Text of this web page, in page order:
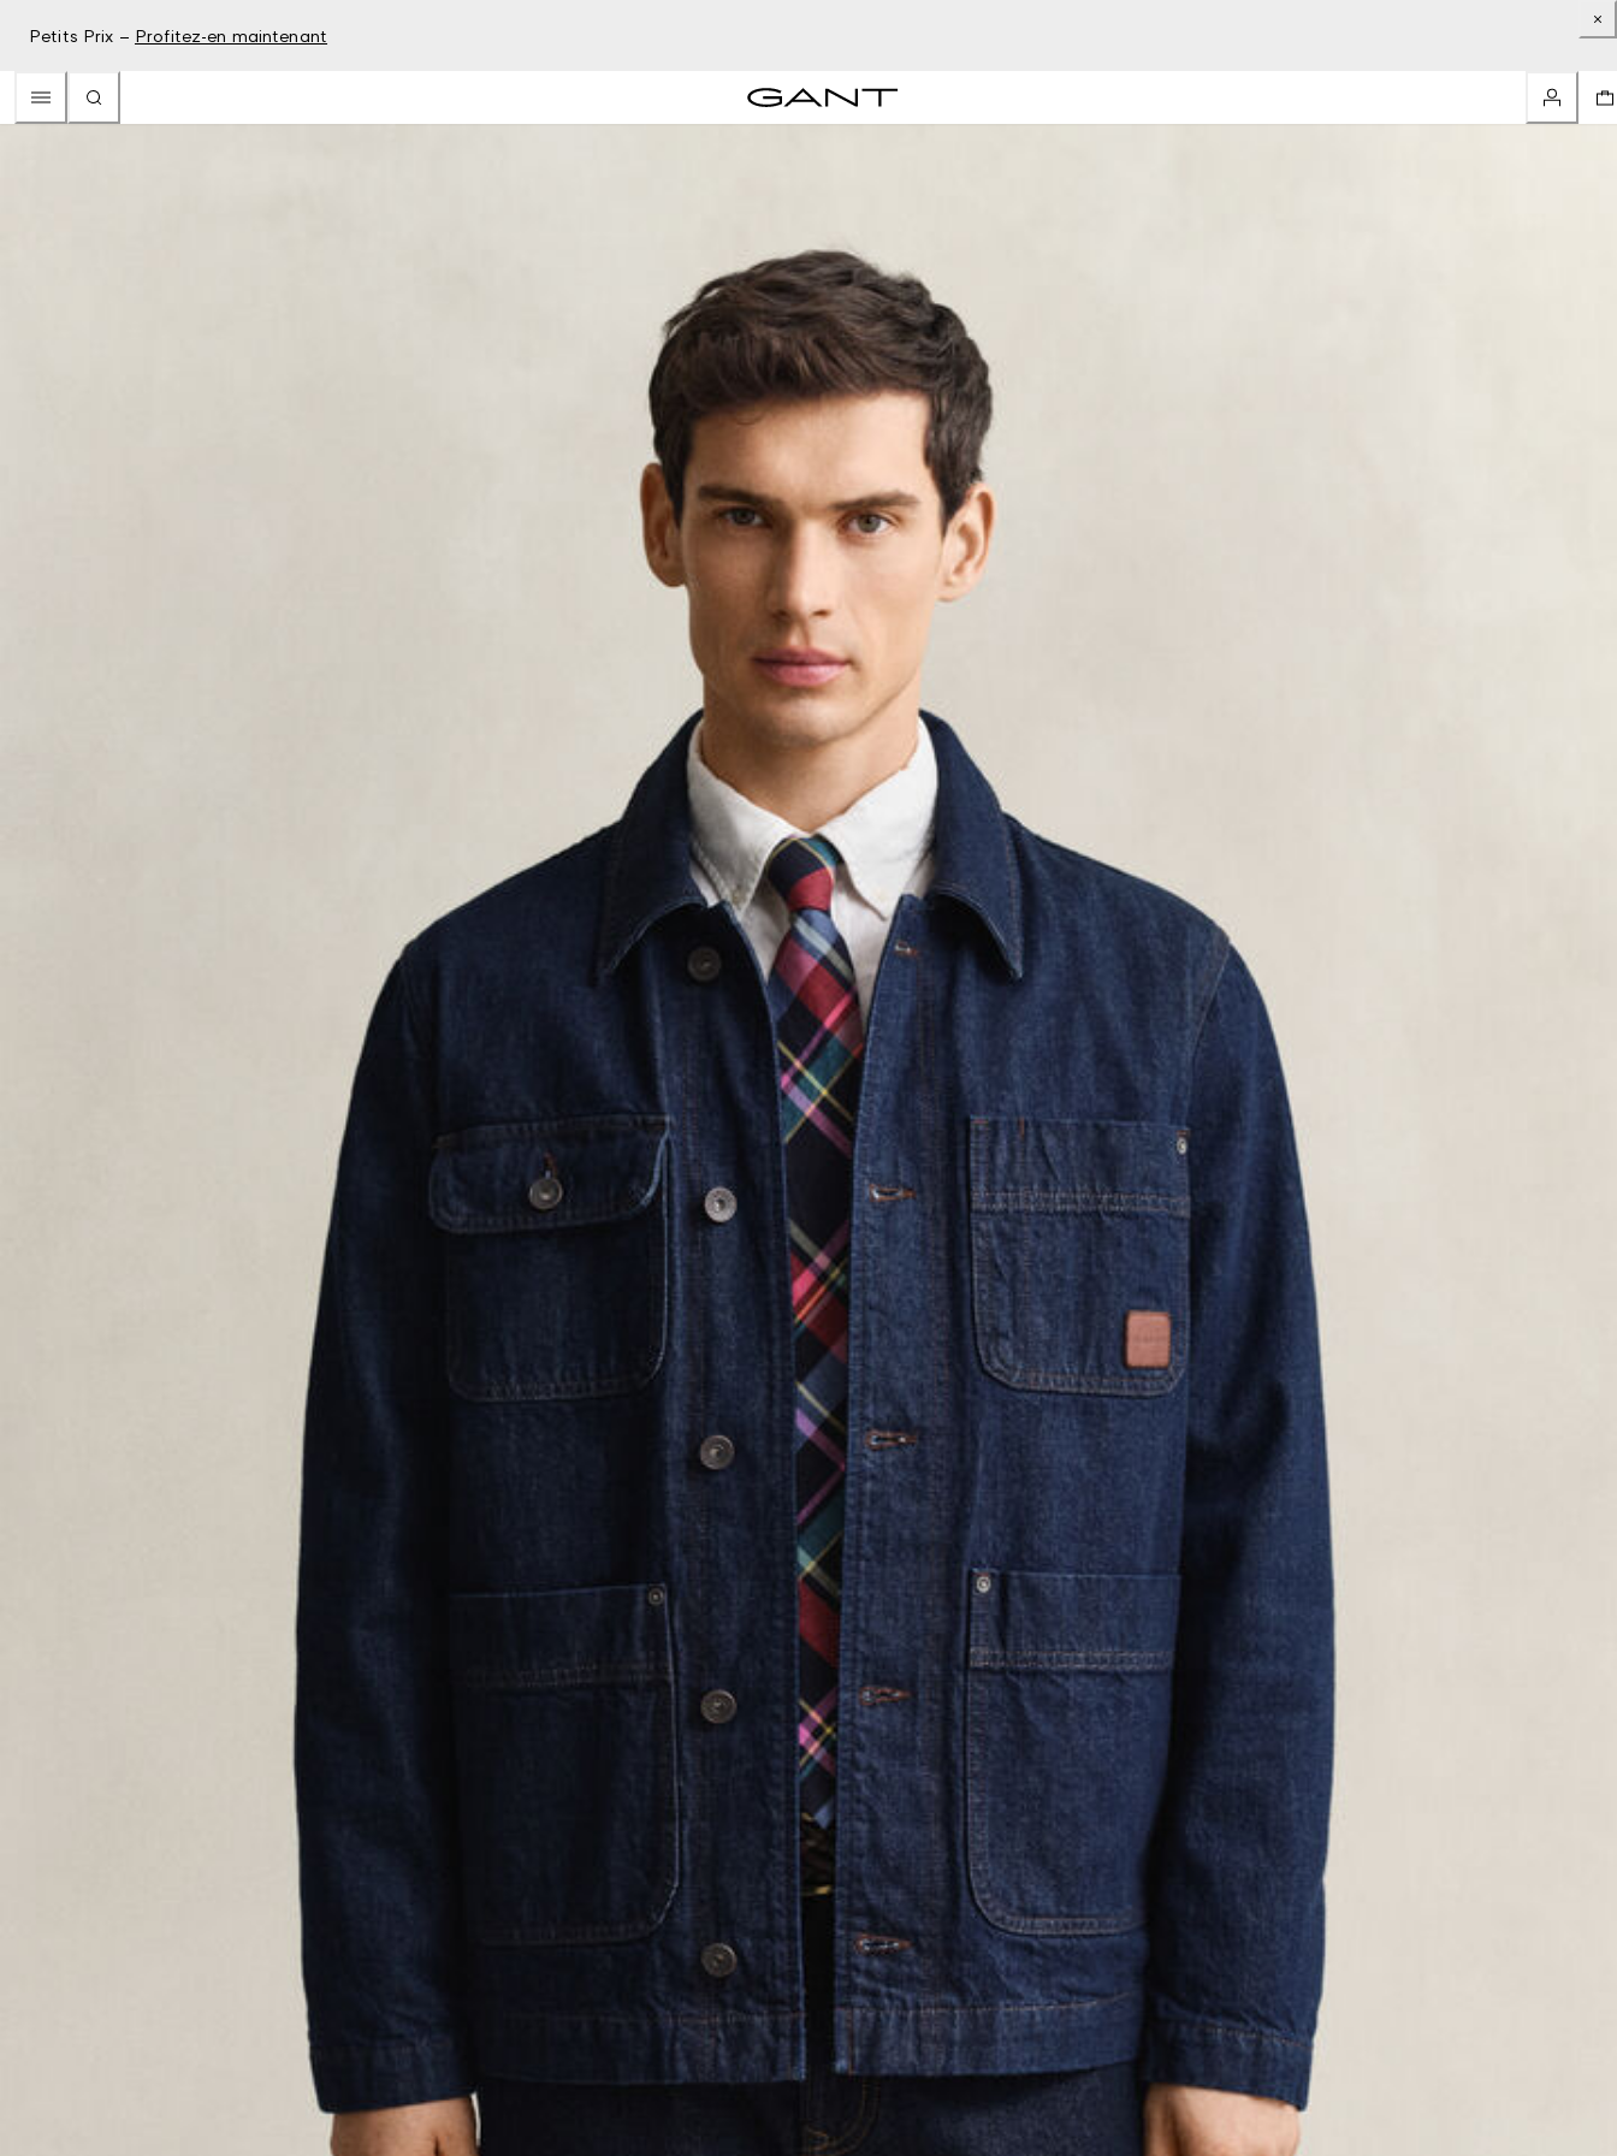
Petits Prix – Profitez-en maintenant